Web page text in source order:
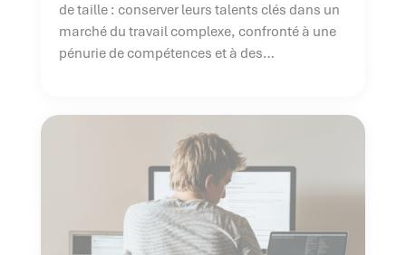
de taille : conserver leurs talents clés dans un
marché du travail complexe, confronté à une
pénurie de compétences et à des